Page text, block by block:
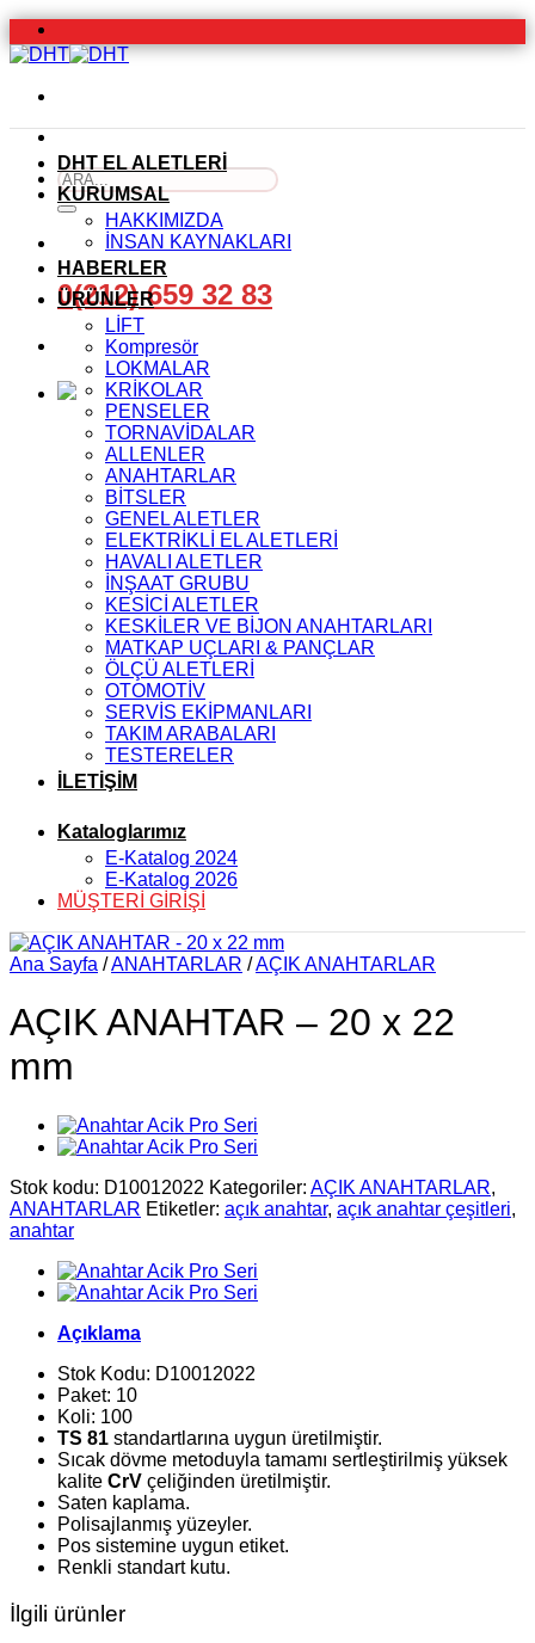
İçeriğe
atla
Ara:
0(212) 659 32 83
DHT EL ALETLERİ
KURUMSAL
HAKKIMIZDA
İNSAN KAYNAKLARI
HABERLER
ÜRÜNLER
LİFT
Kompresör
LOKMALAR
KRİKOLAR
PENSELER
TORNAVİDALAR
ALLENLER
ANAHTARLAR
BİTSLER
GENEL ALETLER
ELEKTRİKLİ EL ALETLERİ
HAVALI ALETLER
İNŞAAT GRUBU
KESİCİ ALETLER
KESKİLER VE BİJON ANAHTARLARI
MATKAP UÇLARI & PANÇLAR
ÖLÇÜ ALETLERİ
OTOMOTİV
SERVİS EKİPMANLARI
TAKIM ARABALARI
TESTERELER
İLETİŞİM
Kataloglarımız
E-Katalog 2024
E-Katalog 2026
MÜŞTERİ GİRİŞİ
Ana Sayfa /ANAHTARLAR /AÇIK ANAHTARLAR
AÇIK ANAHTAR – 20 x 22
mm
Stok kodu: D10012022 Kategoriler: AÇIK ANAHTARLAR,
ANAHTARLAR Etiketler: açık anahtar, açık anahtar çeşitleri,
anahtar
Açıklama
Stok Kodu: D10012022
Paket: 10
Koli: 100
TS 81 standartlarına uygun üretilmiştir.
Sıcak dövme metoduyla tamamı sertleştirilmiş yüksek
kalite CrV çeliğinden üretilmiştir.
Saten kaplama.
Polisajlanmış yüzeyler.
Pos sistemine uygun etiket.
Renkli standart kutu.
İlgili ürünler